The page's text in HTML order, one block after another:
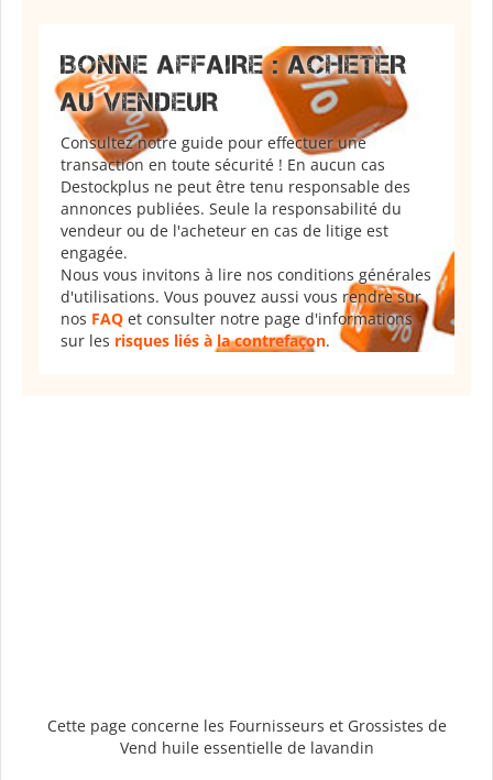
BONNE AFFAIRE : ACHETER
AU VENDEUR
Consultez notre guide pour effectuer une
transaction en toute sécurité ! En aucun cas
Destockplus ne peut être tenu responsable des
annonces publiées. Seule la responsabilité du
vendeur ou de l'acheteur en cas de litige est
engagée.
Nous vous invitons à lire nos conditions générales
d'utilisations. Vous pouvez aussi vous rendre sur
nos FAQ et consulter notre page d'informations
sur les risques liés à la contrefaçon.
Cette page concerne les Fournisseurs et Grossistes de
Vend huile essentielle de lavandin